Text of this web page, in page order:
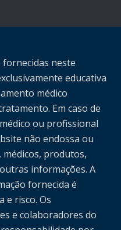
neste
educativa
médico
Em caso de
ou profissional
não endossa ou
produtos,
informações. A
fornecida é
e risco. Os
e colaboradores do